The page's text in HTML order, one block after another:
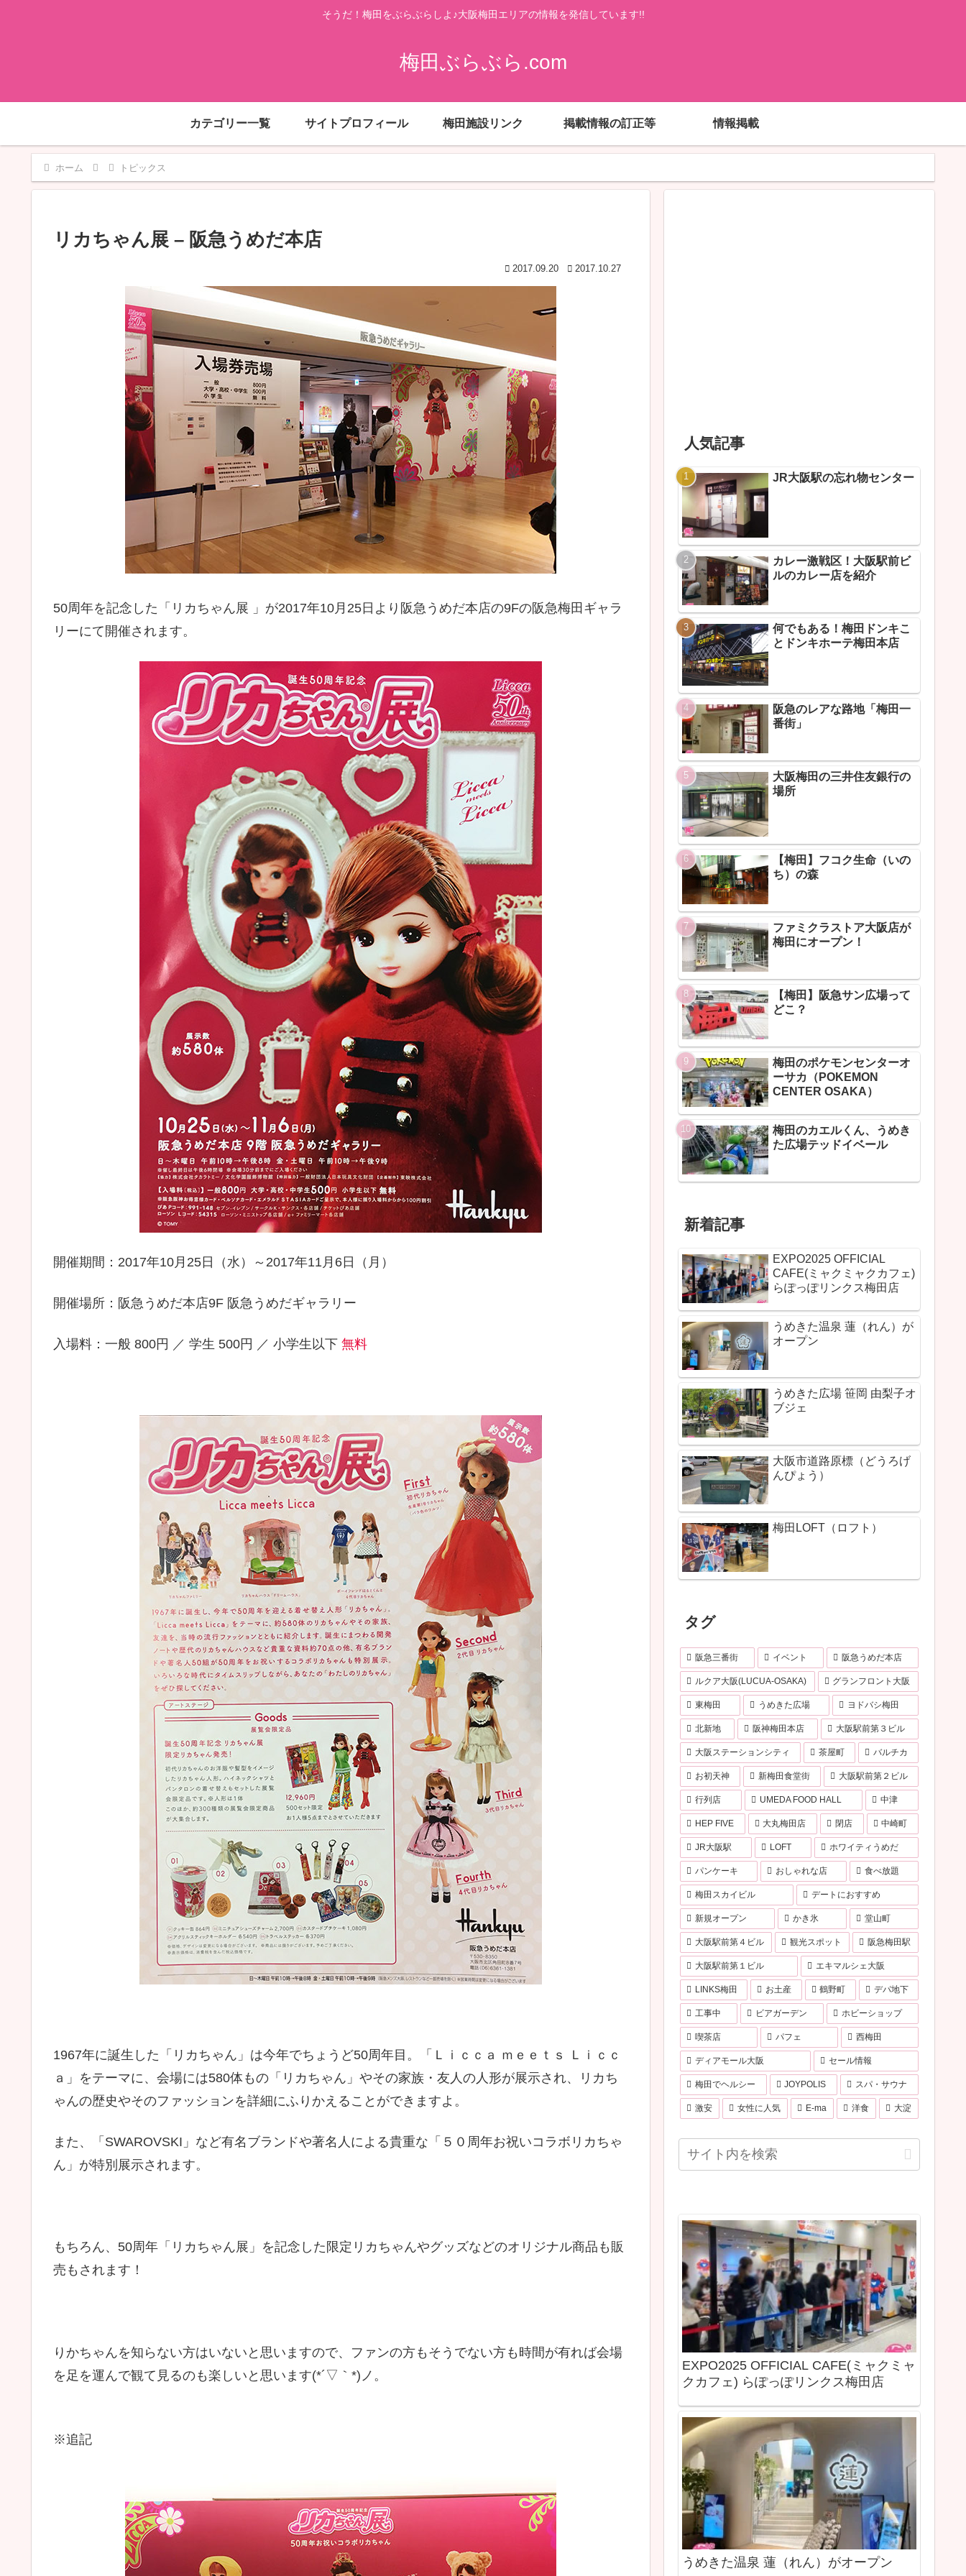
そうだ！梅田をぶらぶらしよ♪大阪梅田エリアの情報を発信しています!!
梅田ぶらぶら.com
カテゴリー一覧 サイトプロフィール 梅田施設リンク 掲載情報の訂正等 情報掲載
ホーム トピックス
リカちゃん展 – 阪急うめだ本店
2017.09.20 2017.10.27
50周年を記念した「リカちゃん展 」が2017年10月25日より阪急うめだ本店の9Fの阪急梅田ギャラ
リーにて開催されます。
開催期間：2017年10月25日（水）～2017年11月6日（月）
開催場所：阪急うめだ本店9F 阪急うめだギャラリー
入場料：一般 800円 ／ 学生 500円 ／ 小学生以下 無料
1967年に誕生した「リカちゃん」は今年でちょうど50周年目。「Ｌｉｃｃａ ｍｅｅｔｓ Ｌｉｃｃ
ａ」をテーマに、会場には580体もの「リカちゃん」やその家族・友人の人形が展示され、リカち
ゃんの歴史やそのファッションを詳細にふりかえることができますよ。
また、「SWAROVSKI」など有名ブランドや著名人による貴重な「５０周年お祝いコラボリカちゃ
ん」が特別展示されます。
もちろん、50周年「リカちゃん展」を記念した限定リカちゃんやグッズなどのオリジナル商品も販
売もされます！
りかちゃんを知らない方はいないと思いますので、ファンの方もそうでない方も時間が有れば会場
を足を運んで観て見るのも楽しいと思います(*´▽｀*)ノ。
※追記
人気記事
JR大阪駅の忘れ物センター
カレー激戦区！大阪駅前ビ
ルのカレー店を紹介
何でもある！梅田ドンキこ
とドンキホーテ梅田本店
阪急のレアな路地「梅田一
番街」
大阪梅田の三井住友銀行の
場所
【梅田】フコク生命（いの
ち）の森
ファミクラストア大阪店が
梅田にオープン！
【梅田】阪急サン広場って
どこ？
梅田のポケモンセンターオ
ーサカ（POKEMON
CENTER OSAKA）
梅田のカエルくん、うめき
た広場テッドイベール
新着記事
EXPO2025 OFFICIAL
CAFE(ミャクミャクカフェ)
らぽっぽリンクス梅田店
うめきた温泉 蓮（れん）が
オープン
うめきた広場 笹岡 由梨子オ
ブジェ
大阪市道路原標（どうろげ
んぴょう）
梅田LOFT（ロフト）
タグ
阪急三番街 イベント 阪急うめだ本店
ルクア大阪(LUCUA-OSAKA) グランフロント大阪
東梅田 うめきた広場 ヨドバシ梅田
北新地 阪神梅田本店 大阪駅前第３ビル
大阪ステーションシティ 茶屋町 バルチカ
お初天神 新梅田食堂街 大阪駅前第２ビル
行列店 UMEDA FOOD HALL 中津
HEP FIVE 大丸梅田店 閉店 中崎町
JR大阪駅 LOFT ホワイティうめだ
パンケーキ おしゃれな店 食べ放題
梅田スカイビル デートにおすすめ
新規オープン かき氷 堂山町
大阪駅前第４ビル 観光スポット 阪急梅田駅
大阪駅前第１ビル エキマルシェ大阪
LINKS梅田 お土産 鶴野町 デパ地下
工事中 ビアガーデン ホビーショップ
喫茶店 パフェ 西梅田
ディアモール大阪 セール情報
梅田でヘルシー JOYPOLIS スパ・サウナ
激安 女性に人気 E-ma 洋食 大淀
EXPO2025 OFFICIAL CAFE(ミャクミャ
クカフェ) らぽっぽリンクス梅田店
うめきた温泉 蓮（れん）がオープン